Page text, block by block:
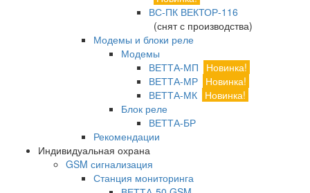
ВС-ПК ВЕКТОР-116
(снят с производства)
Модемы и блоки реле
Модемы
ВЕТТА-МП
Новинка!
ВЕТТА-МР Новинка!
ВЕТТА-МК Новинка!
Блок реле
ВЕТТА-БР
Рекомендации
Индивидуальная охрана
GSM сигнализация
Станция мониторинга